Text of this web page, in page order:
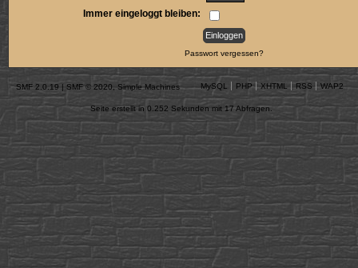
Immer eingeloggt bleiben:
Passwort vergessen?
SMF 2.0.19 | SMF © 2020 ,Simple Machines MySQL PHP XHTML RSS WAP2
Seite erstellt in 0.252 Sekunden mit 17 Abfragen.